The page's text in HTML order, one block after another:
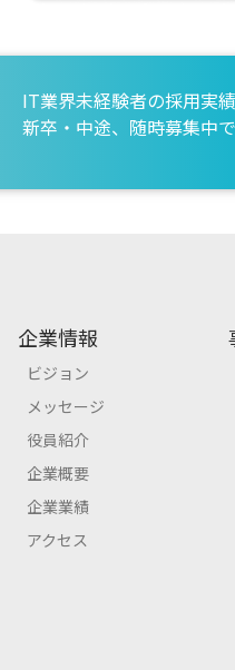
IT業界未経験者の採用実
新卒・中途、随時募集中で
企業情報
ビジョン
メッセージ
役員紹介
企業概要
企業業績
アクセス